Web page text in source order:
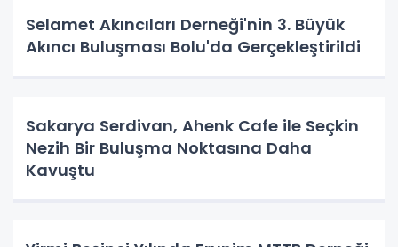
Selamet Akıncıları Derneği'nin 3. Büyük
Akıncı Buluşması Bolu'da Gerçekleştirildi
Sakarya Serdivan, Ahenk Cafe ile Seçkin
Nezih Bir Buluşma Noktasına Daha
Kavuştu